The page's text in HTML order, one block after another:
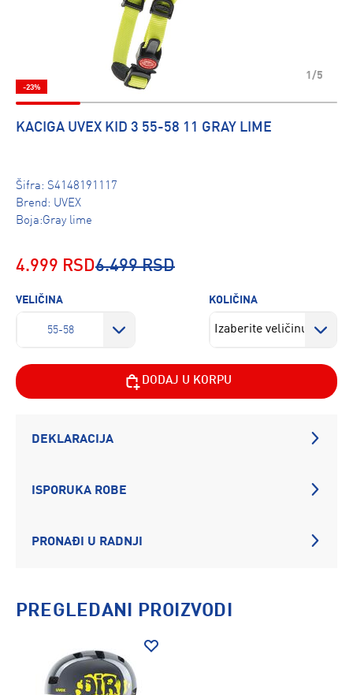
1/5
-23%
KACIGA UVEX KID 3 55-58 11 GRAY LIME
Šifra: S4148191117
Brend: UVEX
Boja:Gray lime
4.999 RSD6.499 RSD
VELIČINA
55-58
KOLIČINA
DODAJ U KORPU
DEKLARACIJA
ISPORUKA ROBE
PRONAĐI U RADNJI
PREGLEDANI PROIZVODI